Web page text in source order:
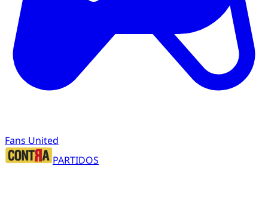
Fans United
PARTIDOS